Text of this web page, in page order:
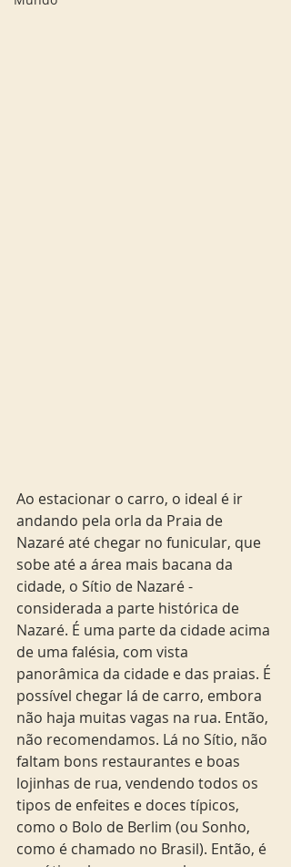
Ao estacionar o carro, o ideal é ir
andando pela orla da Praia de
Nazaré até chegar no funicular, que
sobe até a área mais bacana da
cidade, o Sítio de Nazaré -
considerada a parte histórica de
Nazaré. É uma parte da cidade acima
de uma falésia, com vista
panorâmica da cidade e das praias. É
possível chegar lá de carro, embora
não haja muitas vagas na rua. Então,
não recomendamos. Lá no Sítio, não
faltam bons restaurantes e boas
lojinhas de rua, vendendo todos os
tipos de enfeites e doces típicos,
como o Bolo de Berlim (ou Sonho,
como é chamado no Brasil). Então, é